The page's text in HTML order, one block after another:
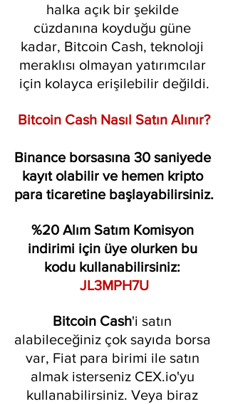
halka açık bir şekilde
cüzdanına koyduğu güne
kadar, Bitcoin Cash, teknoloji
meraklısı olmayan yatırımcılar
için kolayca erişilebilir değildi.
Bitcoin Cash Nasıl Satın Alınır?
Binance borsasına 30 saniyede
kayıt olabilir ve hemen kripto
para ticaretine başlayabilirsiniz.
%20 Alım Satım Komisyon
indirimi için üye olurken bu
kodu kullanabilirsiniz:
JL3MPH7U
Bitcoin Cash'i satın
alabileceğiniz çok sayıda borsa
var, Fiat para birimi ile satın
almak isterseniz CEX.io'yu
kullanabilirsiniz. Veya biraz